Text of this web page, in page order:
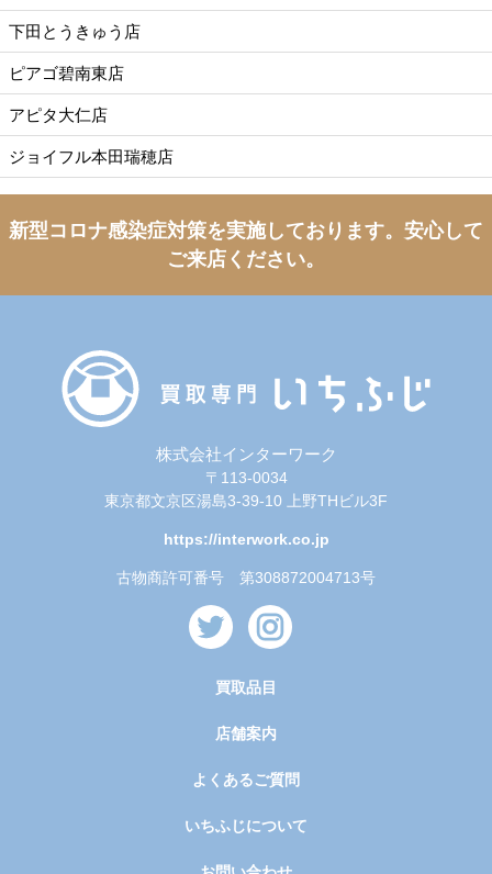
下田とうきゅう店
ピアゴ碧南東店
アピタ大仁店
ジョイフル本田瑞穂店
新型コロナ感染症対策を実施しております。 安心して
ご来店ください。
株式会社インターワーク
〒113-0034
東京都文京区湯島3-39-10 上野THビル3F
https://interwork.co.jp
古物商許可番号 第308872004713号
買取品目
店舗案内
よくあるご質問
いちふじについて